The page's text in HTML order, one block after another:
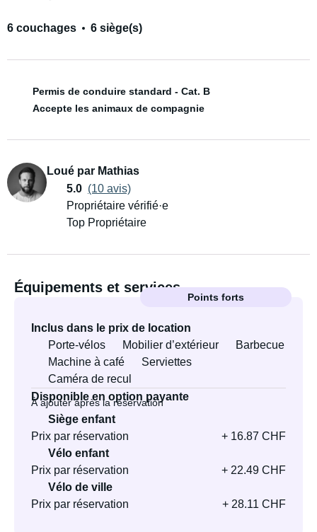
6 couchages 6 siège(s)
Permis de conduire standard - Cat. B
Accepte les animaux de compagnie
Loué par Mathias
5.0 (10 avis)
Propriétaire vérifié·e
Top Propriétaire
Équipements et services
Points forts
Inclus dans le prix de location
Porte-vélos
Mobilier d’extérieur
Barbecue
Machine à café
Serviettes
Caméra de recul
Disponible en option payante
À ajouter après la réservation
Siège enfant
Prix par réservation
+ 16.87 CHF
Vélo enfant
Prix par réservation
+ 22.49 CHF
Vélo de ville
Prix par réservation
+ 28.11 CHF